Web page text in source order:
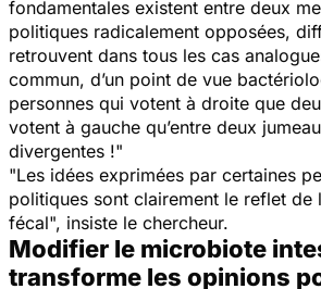
fondamentales existent entre deux
politiques radicalement opposées,
retrouvent dans tous les cas
commun, d’un point de vue
personnes qui votent à droite que
votent à gauche qu’entre deux
divergentes !"
"Les idées exprimées par certaines
politiques sont clairement le reflet de
fécal", insiste le chercheur.
Modifier le microbiote
transforme les opinions